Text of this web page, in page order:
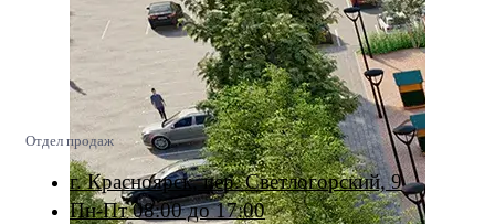
Отдел продаж
г. Красноярск, пер. Светлогорский, 9
Пн-Пт 08:00 до 17:00